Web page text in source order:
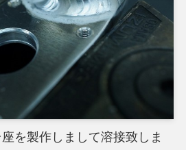
を製作しまして溶接致しま